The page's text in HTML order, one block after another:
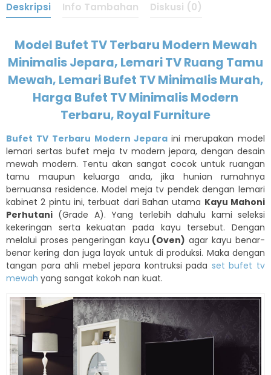
Deskripsi Info Tambahan Diskusi (0)
Model Bufet TV Terbaru Modern Mewah
Minimalis Jepara, Lemari TV Ruang Tamu
Mewah, Lemari Bufet TV Minimalis Murah,
Harga Bufet TV Minimalis Modern
Terbaru, Royal Furniture
Bufet TV Terbaru Modern Jeparaini merupakan model
lemari sertas bufet meja tv modern jepara, dengan desain
mewah modern. Tentu akan sangat cocok untuk ruangan
tamu maupun keluarga anda, jika hunian rumahnya
bernuansa residence. Model meja tv pendek dengan lemari
kabinet 2 pintu ini, terbuat dari Bahan utama Kayu Mahoni
Perhutani (Grade A). Yang terlebih dahulu kami seleksi
kekeringan serta kekuatan pada kayu tersebut. Dengan
melalui proses pengeringan kayu (Oven) agar kayu benar-
benar kering dan juga layak untuk di produksi. Maka dengan
tangan para ahli mebel jepara kontruksi pada set bufet tv
mewah yang sangat kokoh nan kuat.